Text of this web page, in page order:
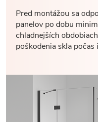
Pred montážou sa
panelov po dobu
chladnejších
poškodenia skla počas